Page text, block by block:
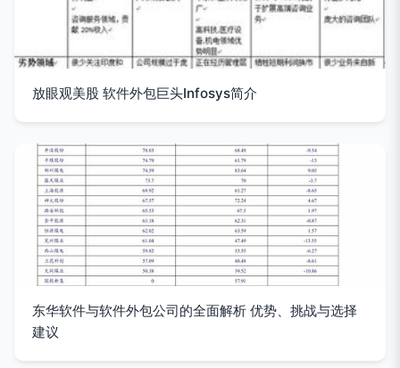
放眼观美股 软件外包巨头Infosys简介
东华软件与软件外包公司的全面解析 优势、挑战与选择
建议